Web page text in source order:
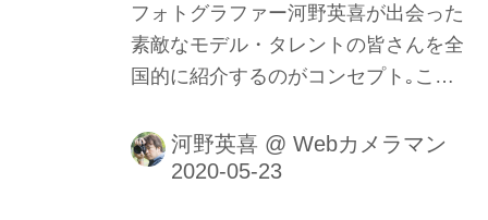
フォトグラファー河野英喜が出会った
素敵なモデル・タレントの皆さんを全
国的に紹介するのがコンセプト｡ここ
インダー内の様子を垣間見ることがで
きるのはもちろん､週替わりの撮影小
河野英喜 @ Webカメラマン